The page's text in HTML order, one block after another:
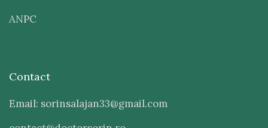
ANPC
Contact
Email: sorinsalajan33@gmail.com